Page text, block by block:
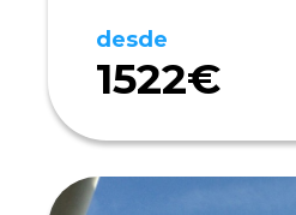
desde
1522€